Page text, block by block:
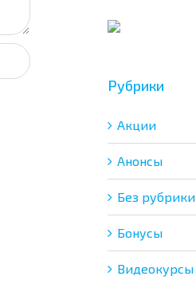
Рубрики
Акции
Анонсы
Без рубрики
Бонусы
Видеокурсы